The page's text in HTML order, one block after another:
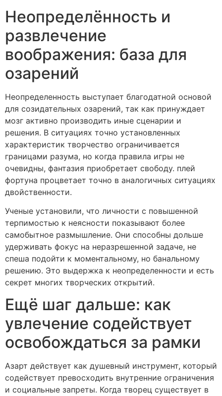
Неопределённость и
развлечение
воображения: база для
озарений
Неопределенность выступает благодатной основой
для созидательных озарений, так как принуждает
мозг активно производить иные сценарии и
решения. В ситуациях точно установленных
характеристик творчество ограничивается
границами разума, но когда правила игры не
очевидны, фантазия приобретает свободу. плей
фортуна процветает точно в аналогичных ситуациях
двойственности.
Ученые установили, что личности с повышенной
терпимостью к неясности показывают более
самобытное размышление. Они способны дольше
удерживать фокус на неразрешенной задаче, не
спеша подойти к моментальному, но банальному
решению. Это выдержка к неопределенности и есть
секрет многих творческих открытий.
Ещё шаг дальше: как
увлечение содействует
освобождаться за рамки
Азарт действует как душевный инструмент, который
содействует превосходить внутренние ограничения
и социальные запреты. Когда творец существует в